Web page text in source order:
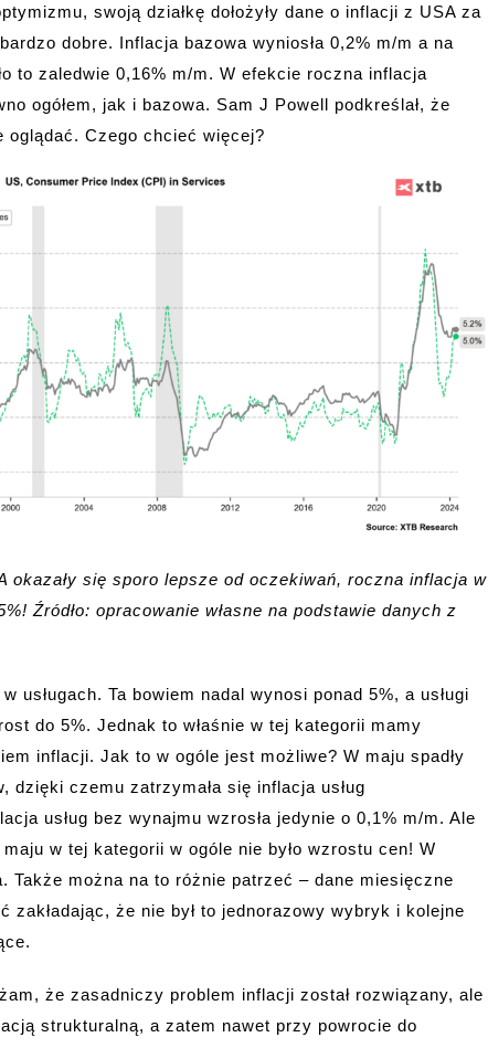
swoją działkę dołożyły dane o inflacji z USA za
dobre. Inflacja bazowa wyniosła 0,2% m/m a na
to zaledwie 0,16% m/m. W efekcie roczna inflacja
ogółem, jak i bazowa. Sam J Powell podkreślał, że
oglądać. Czego chcieć więcej?
okazały się sporo lepsze od oczekiwań, roczna inflacja w
Źródło: opracowanie własne na podstawie danych z
usługach. Ta bowiem nadal wynosi ponad 5%, a usługi
do 5%. Jednak to właśnie w tej kategorii mamy
inflacji. Jak to w ogóle jest możliwe? W maju spadły
dzięki czemu zatrzymała się inflacja usług
usług bez wynajmu wzrosła jedynie o 0,1% m/m. Ale
w tej kategorii w ogóle nie było wzrostu cen! W
Także można na to różnie patrzeć – dane miesięczne
zakładając, że nie był to jednorazowy wybryk i kolejne
że zasadniczy problem inflacji został rozwiązany, ale
strukturalną, a zatem nawet przy powrocie do